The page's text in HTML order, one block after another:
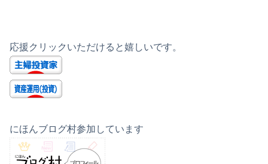
応援クリックいただけると嬉しいです。
にほんブログ村参加しています